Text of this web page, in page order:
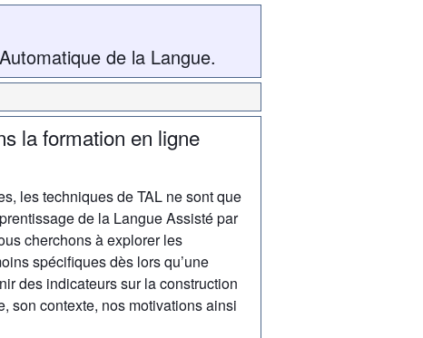
de la Langue.
la formation en ligne
les techniques de TAL ne sont que
de la Langue Assisté par
cherchons à explorer les
spécifiques dès lors qu’une
des indicateurs sur la construction
son contexte, nos motivations ainsi